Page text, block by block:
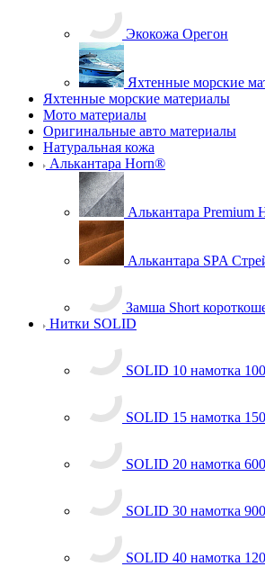
Яхтенные морские
Яхтенные морские материалы
Мото материалы
Оригинальные авто материалы
Натуральная кожа
Алькантара Horn®
Замша Short